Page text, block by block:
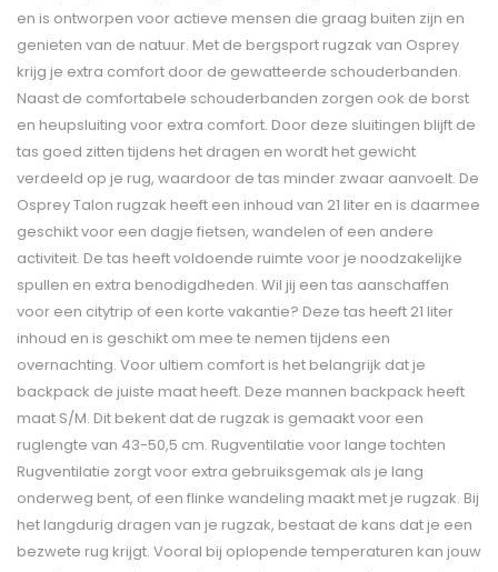
en is ontworpen voor actieve mensen die graag buiten zijn en
genieten van de natuur. Met de bergsport rugzak van Osprey
krijg je extra comfort door de gewatteerde schouderbanden.
Naast de comfortabele schouderbanden zorgen ook de borst
en heupsluiting voor extra comfort. Door deze sluitingen blijft de
tas goed zitten tijdens het dragen en wordt het gewicht
verdeeld op je rug, waardoor de tas minder zwaar aanvoelt. De
Osprey Talon rugzak heeft een inhoud van 21 liter en is daarmee
geschikt voor een dagje fietsen, wandelen of een andere
activiteit. De tas heeft voldoende ruimte voor je noodzakelijke
spullen en extra benodigdheden. Wil jij een tas aanschaffen
voor een citytrip of een korte vakantie? Deze tas heeft 21 liter
inhoud en is geschikt om mee te nemen tijdens een
overnachting. Voor ultiem comfort is het belangrijk dat je
backpack de juiste maat heeft. Deze mannen backpack heeft
maat S/M. Dit bekent dat de rugzak is gemaakt voor een
ruglengte van 43-50,5 cm. Rugventilatie voor lange tochten
Rugventilatie zorgt voor extra gebruiksgemak als je lang
onderweg bent, of een flinke wandeling maakt met je rugzak. Bij
het langdurig dragen van je rugzak, bestaat de kans dat je een
bezwete rug krijgt. Vooral bij oplopende temperaturen kan jouw